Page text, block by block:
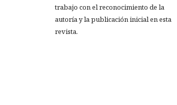
trabajo con el reconocimiento de la
autoría y la publicación inicial en esta
revista.